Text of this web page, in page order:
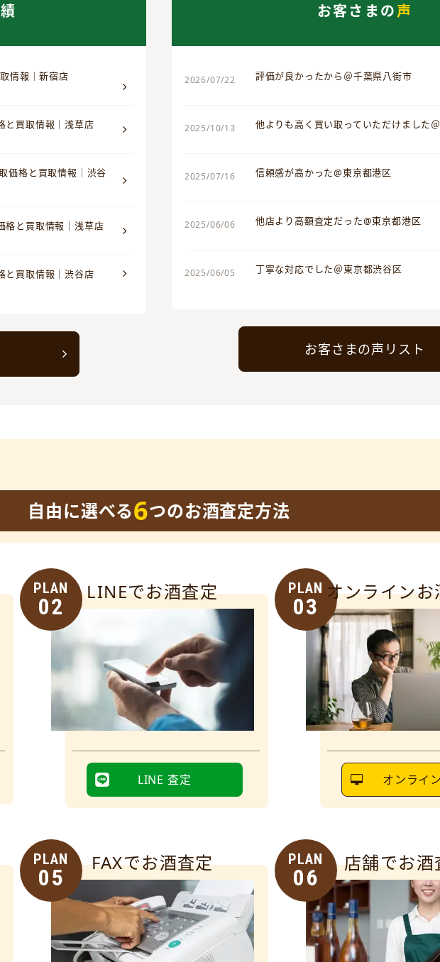
情報｜新宿店
と買取情報｜浅草店
価格と買取情報｜渋谷
格と買取情報｜浅草店
と買取情報｜渋谷店
お客さまの声
2026/07/22 評価が良かったから＠千葉県八街市
2025/10/13 他よりも高く買い取っていただけました
2025/07/16 信頼感が高かった@東京都港区
2025/06/06 他店より高額査定だった@東京都港区
2025/06/05 丁寧な対応でした＠東京都渋谷区
お客さまの声リスト
自由に選べる6つのお酒査定方法
PLAN
02
LINEでお酒査定
LINE 査定
PLAN
03
オンライン
オンライ
PLAN
05
FAXでお酒査定 PLAN
06
店舗でお酒